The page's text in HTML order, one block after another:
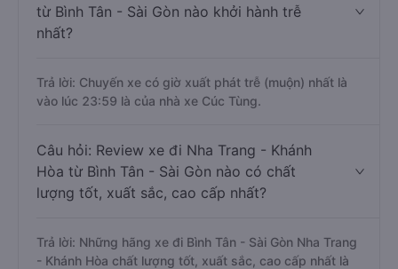
từ Bình Tân - Sài Gòn nào khởi hành trễ
nhất?
Trả lời: Chuyến xe có giờ xuất phát trễ (muộn) nhất là
vào lúc 23:59 là của nhà xe Cúc Tùng.
Câu hỏi: Review xe đi Nha Trang - Khánh
Hòa từ Bình Tân - Sài Gòn nào có chất
lượng tốt, xuất sắc, cao cấp nhất?
Trả lời: Những hãng xe đi Bình Tân - Sài Gòn Nha Trang
- Khánh Hòa chất lượng tốt, xuất sắc, cao cấp nhất là